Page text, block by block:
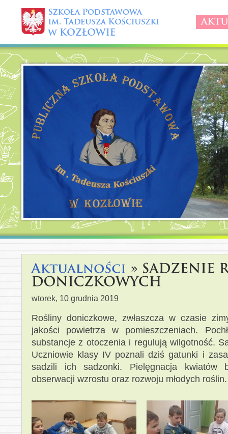
wtorek, 10 grudnia 2019
Rośliny doniczkowe, zwłaszcza w czasie
jakości powietrza w pomieszczeniach.
substancje z otoczenia i regulują wilgotność.
Uczniowie klasy IV poznali dziś gatunki i
sadzili ich sadzonki. Pielęgnacja kwiatów
obserwacji wzrostu oraz rozwoju młodych roślin.